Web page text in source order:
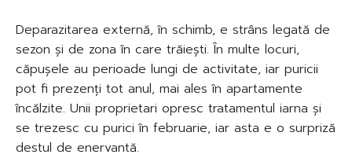
Deparazitarea externă, în schimb, e strâns legată de
sezon și de zona în care trăiești. În multe locuri,
căpușele au perioade lungi de activitate, iar puricii
pot fi prezenți tot anul, mai ales în apartamente
încălzite. Unii proprietari opresc tratamentul iarna și
se trezesc cu purici în februarie, iar asta e o surpriză
destul de enervantă.